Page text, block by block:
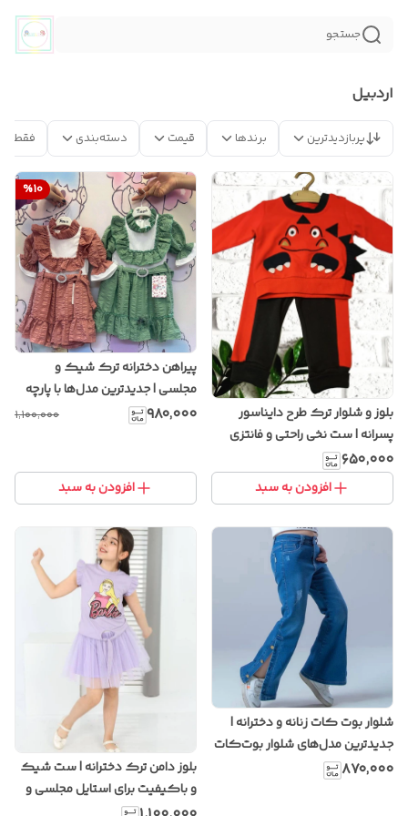
جستجو
اردبيل
پربازدیدترین برندها قیمت دسته‌بندی فقط
بلوز و شلوار ترک طرح دایناسور
پسرانه | ست نخی راحتی و فانتزی
کودکانه
۶۵۰٬۰۰۰
افزودن به سبد
%10
پیراهن دخترانه ترک شیک و
مجلسی | جدیدترین مدل‌ها با پارچه
باکیفیت
۹۸۰٬۰۰۰ ۱٬۱۰۰٬۰۰۰
افزودن به سبد
شلوار بوت کات زنانه و دخترانه |
جدیدترین مدل‌های شلوار بوت‌کات
با پارچه کشی و خوش‌فرم
۸۷۰٬۰۰۰
بلوز دامن ترک دخترانه | ست شیک
و باکیفیت برای استایل مجلسی و
روزمره